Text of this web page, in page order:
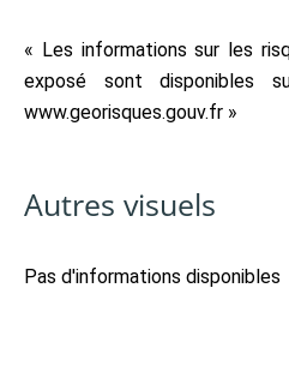
« Les informations sur les
exposé sont disponibles
www.georisques.gouv.fr »
Autres visuels
Pas d'informations disponibles